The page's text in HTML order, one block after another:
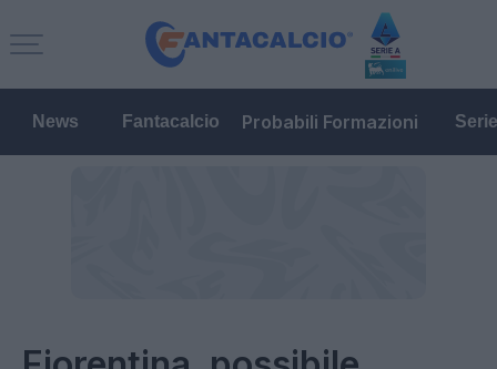
News Fantacalcio Probabili Formazioni